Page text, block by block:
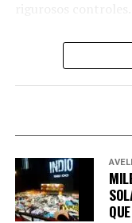
utilicen agua de
Detalles del
muerte
Primero, la
de una sustancia
salud, a solicitud